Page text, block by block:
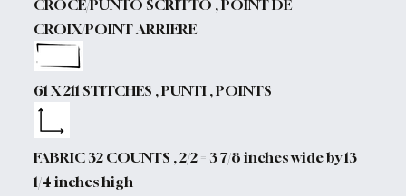
CROCE/PUNTO SCRITTO , POINT DE
CROIX/POINT ARRIERE
61 X 211 STITCHES , PUNTI , POINTS
FABRIC 32 COUNTS , 2/2 = 3 7/8 inches wide by 13
1/4 inches high